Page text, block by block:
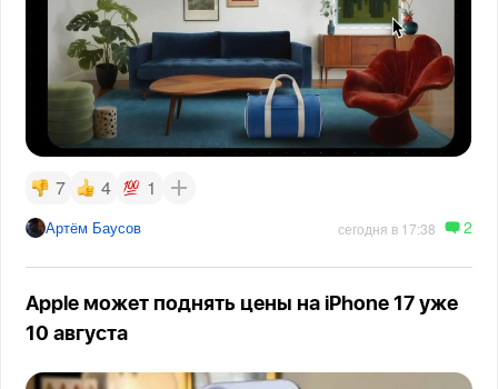
7 4 1
Артём Баусов сегодня в 17:38 2
Apple может поднять цены на iPhone 17 уже
10 августа